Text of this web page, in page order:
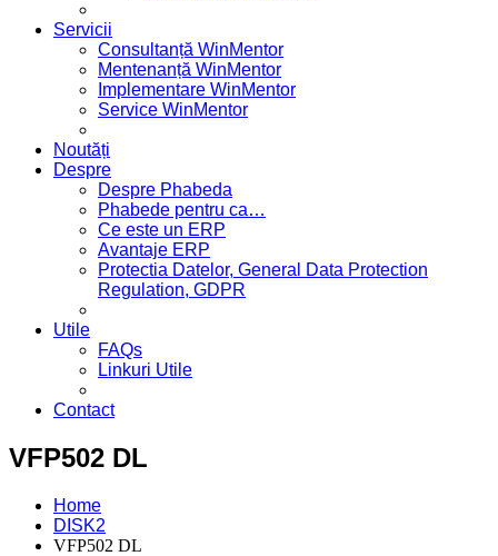
Servicii
Consultanță WinMentor
Mentenanță WinMentor
Implementare WinMentor
Service WinMentor
Noutăți
Despre
Despre Phabeda
Phabede pentru ca…
Ce este un ERP
Avantaje ERP
Protectia Datelor, General Data Protection
Regulation, GDPR
Utile
FAQs
Linkuri Utile
Contact
VFP502 DL
Home
DISK2
VFP502 DL